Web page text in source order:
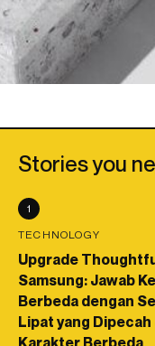
Stories you
1
TECHNOLOGY
Upgrade
Samsung: Jawab
Berbeda dengan
Lipat yang Dipecah